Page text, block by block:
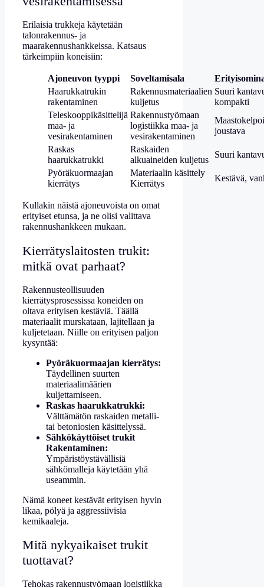
Erilaisia trukkeja käytetään
talonrakennus- ja
maarakennushankkeissa. Katsaus
tärkeimpiin koneisiin:
Ajoneuvon tyyppi Soveltamisala
Haarukkatrukin
rakentaminen
Rakennusmateriaalien
kuljetus
Suuri
kompakti
Teleskooppikäsittelijä
maa- ja
vesirakentaminen
Rakennustyömaan
logistiikka maa- ja
vesirakentaminen
joustava
Raskas
haarukkatrukki
Raskaiden
alkuaineiden kuljetus
Suuri
Pyöräkuormaajan
kierrätys
Materiaalin käsittely
Kierrätys
Kestävä,
Kullakin näistä ajoneuvoista on omat
erityiset etunsa, ja ne olisi valittava
rakennushankkeen mukaan.
Kierrätyslaitosten trukit:
mitkä ovat parhaat?
Rakennusteollisuuden
kierrätysprosessissa koneiden on
oltava erityisen kestäviä. Täällä
materiaalit murskataan, lajitellaan ja
kuljetetaan. Niille on erityisen paljon
kysyntää:
Pyöräkuormaajan kierrätys:
Täydellinen suurten
materiaalimäärien
kuljettamiseen.
Raskas haarukkatrukki:
Välttämätön raskaiden metalli-
tai betoniosien käsittelyssä.
Sähkökäyttöiset trukit
Rakentaminen:
Ympäristöystävällisiä
sähkömalleja käytetään yhä
useammin.
Nämä koneet kestävät erityisen hyvin
likaa, pölyä ja aggressiivisia
kemikaaleja.
Mitä nykyaikaiset trukit
tuottavat?
Tehokas rakennustyömaan logistiikka